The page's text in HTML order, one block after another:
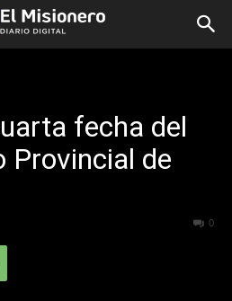
fecha del
Provincial de
0